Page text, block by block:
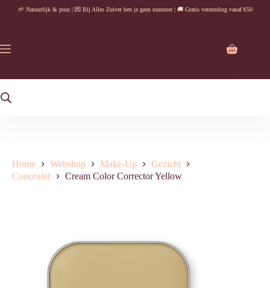
🌱 Natuurlijk & puur | 💌 Bij Alles Zuiver ben je geen nummer | 🚚 Gratis verzending vanaf €50
Home Webshop Make-Up
Gezicht
Concealer
Cream Color Corrector Yellow